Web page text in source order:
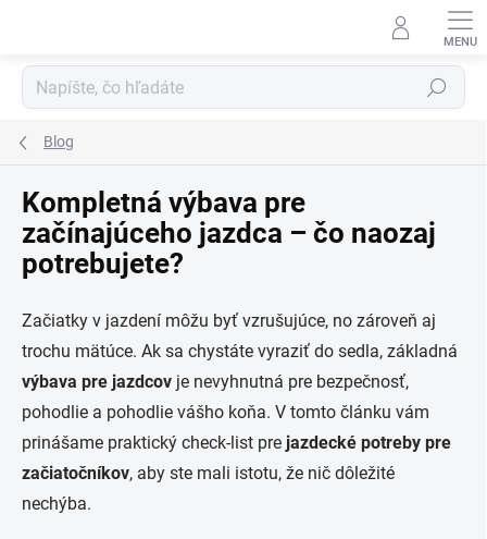
Hľadať
Blog
Kompletná výbava pre
začínajúceho jazdca – čo naozaj
potrebujete?
Začiatky v jazdení môžu byť vzrušujúce, no zároveň aj
trochu mätúce. Ak sa chystáte vyraziť do sedla, základná
výbava pre jazdcov je nevyhnutná pre bezpečnosť,
pohodlie a pohodlie vášho koňa. V tomto článku vám
prinášame praktický check-list pre jazdecké potreby pre
začiatočníkov, aby ste mali istotu, že nič dôležité
nechýba.